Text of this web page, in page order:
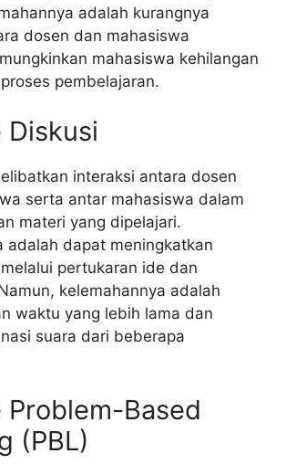
adalah kurangnya
dosen dan mahasiswa
mahasiswa kehilangan
pembelajaran.
interaksi antara dosen
serta antar mahasiswa dalam
materi yang dipelajari.
adalah dapat meningkatkan
pertukaran ide dan
kelemahannya adalah
waktu yang lebih lama dan
suara dari beberapa
Based
(PBL)